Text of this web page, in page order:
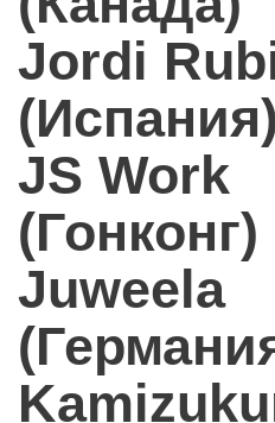
Jordi
(Испания)
JS Work
(Гонконг)
Juweela